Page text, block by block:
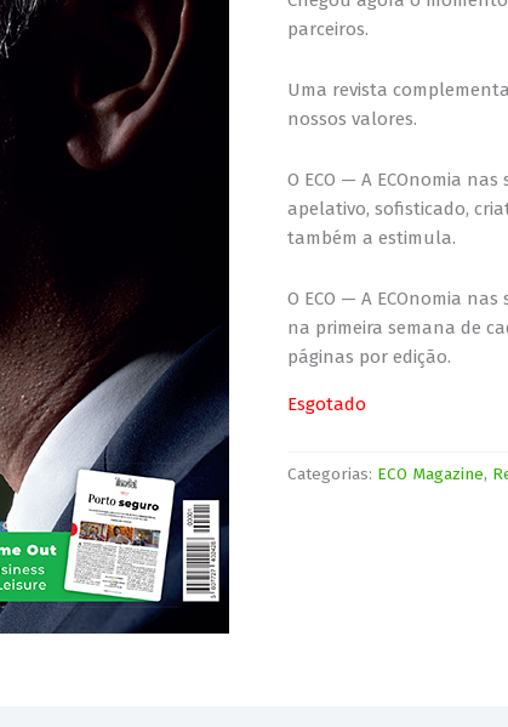
parceiros.
Uma revista
nossos valores.
O ECO — A ECOnomia
apelativo, sofisticado,
também a estimula.
O ECO — A ECOnomia
na primeira semana de
páginas por edição.
Esgotado
Categorias: ECO Magazine,